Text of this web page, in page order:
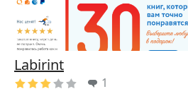
Labirint
1